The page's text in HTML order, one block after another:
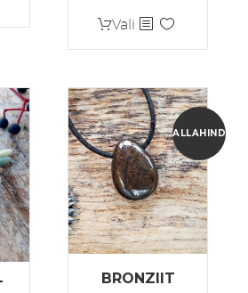
kuni
18,50 €
Vali Sellel
tootel
mitu
varianti.
Valikuid
saab
teha
tootelehel.
ALLAHINDLUS!
BRONZIIT